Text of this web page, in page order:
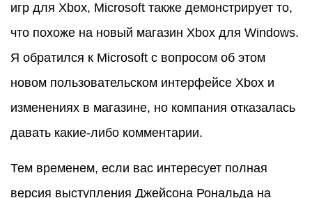
игр для Xbox, Microsoft также демонстрирует то,
что похоже на новый магазин Xbox для Windows.
Я обратился к Microsoft с вопросом об этом
новом пользовательском интерфейсе Xbox и
изменениях в магазине, но компания отказалась
давать какие-либо комментарии.
Тем временем, если вас интересует полная
версия выступления Джейсона Рональда на